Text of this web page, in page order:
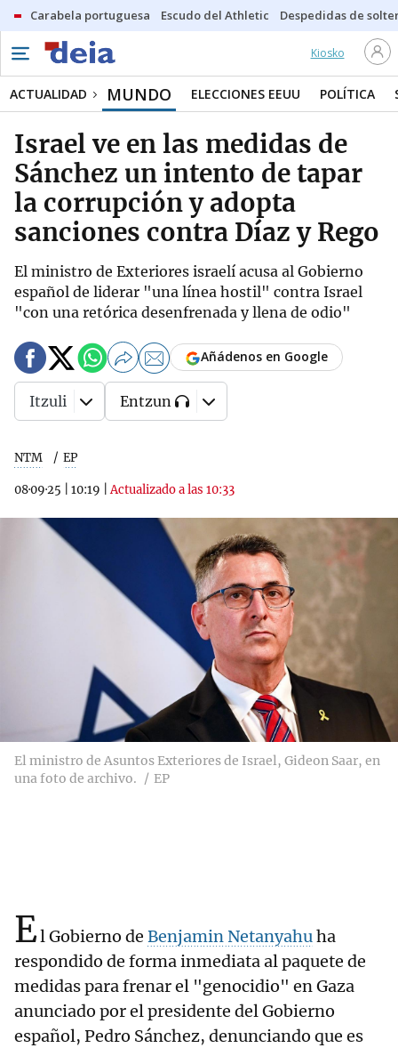
Carabela portuguesa Escudo del Athletic Despedidas de
Kiosko
ACTUALIDAD MUNDO ELECCIONES EEUU POLÍTICA
Israel ve en las medidas de
Sánchez un intento de tapar
la corrupción y adopta
sanciones contra Díaz y Rego
El ministro de Exteriores israelí acusa al Gobierno
español de liderar "una línea hostil" contra Israel
"con una retórica desenfrenada y llena de odio"
NTM EP
08·09·25 10:19 |Actualizado a las 10:33
Añádenos en Google
Itzuli Entzun
El ministro de Asuntos Exteriores de Israel, Gideon Saar, en
una foto de archivo.
EP
El Gobierno de Benjamin Netanyahuha
respondido de forma inmediata al paquete de
medidas para frenar el "genocidio" en Gaza
anunciado por el presidente del Gobierno
español, Pedro Sánchez, denunciando que es